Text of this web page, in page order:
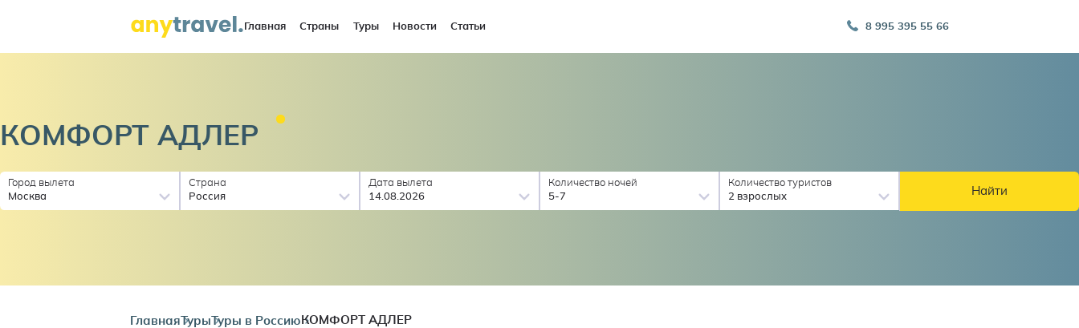
Главная Страны Туры Новости Статьи 8 995 395 55 66
КОМФОРТ АДЛЕР
Город вылета
Москва
Страна
Россия
Дата вылета
14.08.2026
Количество ночей
5-7
Количество туристов
2 взрослых
Найти
ГлавнаяТурыТуры в Россию КОМФОРТ АДЛЕР